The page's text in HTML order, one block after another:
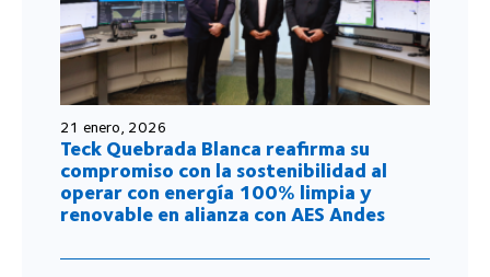
21 enero, 2026
Teck Quebrada Blanca reafirma su
compromiso con la sostenibilidad al
operar con energía 100% limpia y
renovable en alianza con AES Andes